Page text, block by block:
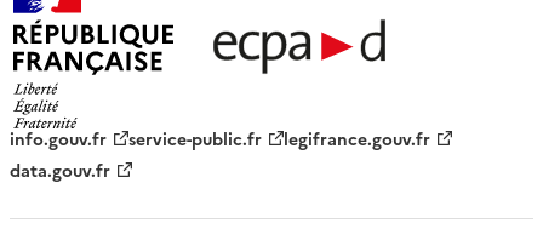
info.gouv.fr service-public.fr
legifrance.gouv.fr
data.gouv.fr